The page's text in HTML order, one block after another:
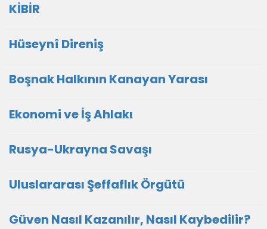
KİBİR
Hüseynî Direniş
Boşnak Halkının Kanayan Yarası
Ekonomi ve İş Ahlakı
Rusya-Ukrayna Savaşı
Uluslararası Şeffaflık Örgütü
Güven Nasıl Kazanılır, Nasıl Kaybedilir?